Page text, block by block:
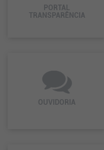
PORTAL
TRANSPARÊNCIA
OUVIDORIA